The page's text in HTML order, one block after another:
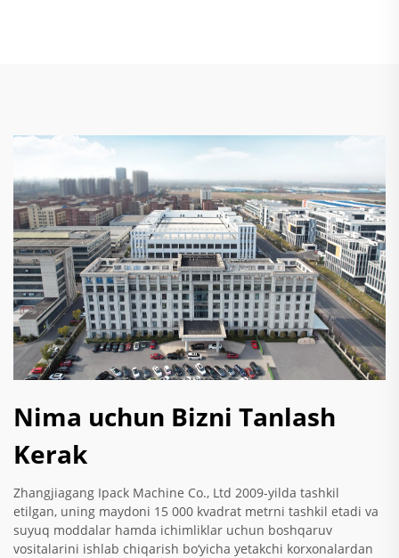
Nima uchun Bizni Tanlash
Kerak
Zhangjiagang Ipack Machine Co., Ltd 2009-yilda tashkil
etilgan, uning maydoni 15 000 kvadrat metrni tashkil etadi va
suyuq moddalar hamda ichimliklar uchun boshqaruv
vositalarini ishlab chiqarish bo‘yicha yetakchi korxonalardan